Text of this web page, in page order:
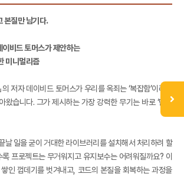
본질만 남기다.
비드 토머스가 제안하는
미니멀리즘
의 저자 데이비드 토머스가 우리를 옥죄는 ‘복잡함’이라는
왔습니다. 그가 제시하는 가장 강력한 무기는 바로 ‘단순
날 일을 굳이 거대한 라이브러리를 설치해서 처리하려 할
프로젝트는 무거워지고 유지보수는 어려워질까요? 이
인 껍데기를 벗겨내고, 코드의 본질을 회복하는 과정을